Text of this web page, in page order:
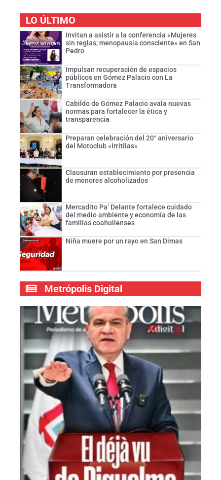
LO ÚLTIMO
Invitan a asistir a la conferencia «Mujeres
sin reglas; menopausia consciente» en San
Pedro
Impulsan recuperación de espacios
públicos en Gómez Palacio con La
Transformadora
Cabildo de Gómez Palacio avala nuevas
normas para fortalecer la ética y
transparencia
Preparan celebración del 20° aniversario
del Motoclub «Irritilas»
Clausuran establecimiento por presencia
de menores alcoholizados
Mercadito Pa’ Delante fortalece cuidado
del medio ambiente y economía de las
familias coahuilenses
Niña muere por un rayo en San Dimas
Metrópolis Digital